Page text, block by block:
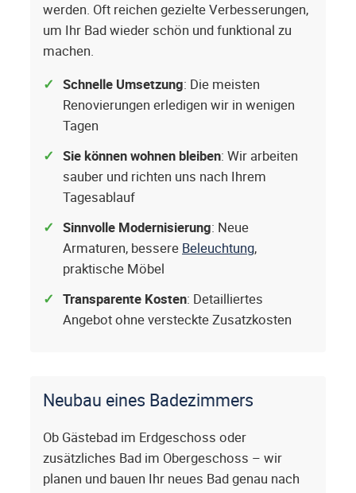
werden. Oft reichen gezielte Verbesserungen,
um Ihr Bad wieder schön und funktional zu
machen.
Schnelle Umsetzung: Die meisten
Renovierungen erledigen wir in wenigen
Tagen
Sie können wohnen bleiben: Wir arbeiten
sauber und richten uns nach Ihrem
Tagesablauf
Sinnvolle Modernisierung: Neue
Armaturen, bessere Beleuchtung,
praktische Möbel
Transparente Kosten: Detailliertes
Angebot ohne versteckte Zusatzkosten
Neubau eines Badezimmers
Ob Gästebad im Erdgeschoss oder
zusätzliches Bad im Obergeschoss – wir
planen und bauen Ihr neues Bad genau nach